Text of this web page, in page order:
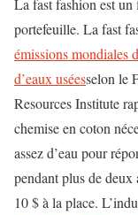
La fast fashion est
portefeuille. La fast
émissions mondiales
d’eaux uséesselon le
Resources Institute
chemise en coton
assez d’eau pour
pendant plus de deux
10 $ à la place.